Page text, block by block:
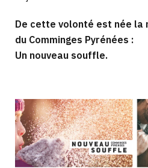
De cette volonté est née
du Comminges Pyrénées :
Un nouveau souffle.